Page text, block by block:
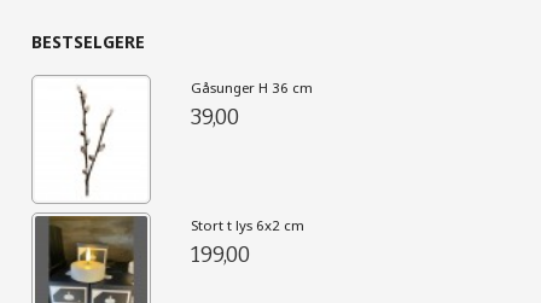
BESTSELGERE
Gåsunger H 36 cm
39,00
Stort t lys 6x2 cm
199,00